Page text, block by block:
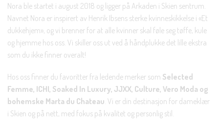
Nora ble startet i august 2018 og ligger på Arkaden i Skien sentrum.
Navnet Nora er inspirert av Henrik Ibsens sterke kvinneskikkelse i «Et
dukkehjem», og vi brenner for at alle kvinner skal føle seg tøffe, kule
og hjemme hos oss. Vi skiller oss ut ved å håndplukke det lille ekstra
som du ikke finner overalt!
Hos oss finner du favoritter fra ledende merker som Selected
Femme, ICHI, Soaked In Luxury, JJXX, Culture, Vero Moda og
bohemske Marta du Chateau. Vi er din destinasjon for dameklær
i Skien og på nett, med fokus på kvalitet og personlig stil.
Nei takk, Jeg er ikke interessert